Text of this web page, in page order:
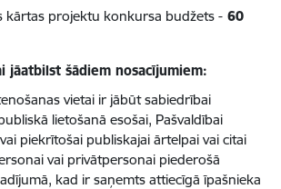
kārtas projektu konkursa budžets - 60
jāatbilst šādiem nosacījumiem:
vietai ir jābūt sabiedrībai
lietošanā esošai, Pašvaldībai
piekrītošai publiskajai ārtelpai vai citai
vai privātpersonai piederošā
kad ir saņemts attiecīgā īpašnieka